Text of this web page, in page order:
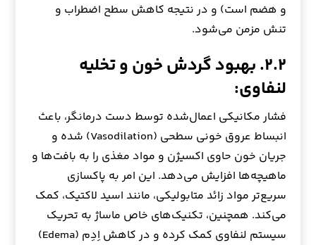
و هضم است) و در نتیجه کاهش سطح اضطراب و
تنش مزمن می‌شود.
۲.۲. بهبود گردش خون و تخلیه
لنفاوی:
فشار مکانیکی اعمال‌شده توسط دست درمانگر، باعث
انبساط عروق خونی سطحی (Vasodilation) شده و
جریان خون حاوی اکسیژن و مواد مغذی را به بافت‌ها و
ماهیچه‌ها افزایش می‌دهد. این امر به پاکسازی
سریع‌تر مواد زائد متابولیکی، مانند اسید لاکتیک، کمک
می‌کند. همچنین، تکنیک‌های خاص ماساژ به تحریک
سیستم لنفاوی کمک کرده و در کاهش اِدِم (Edema)